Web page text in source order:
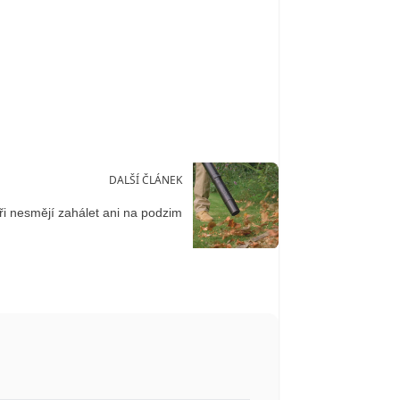
DALŠÍ ČLÁNEK
nesmějí zahálet ani na podzim